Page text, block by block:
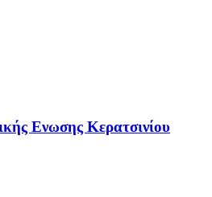
Ενωσης Κερατσινίου